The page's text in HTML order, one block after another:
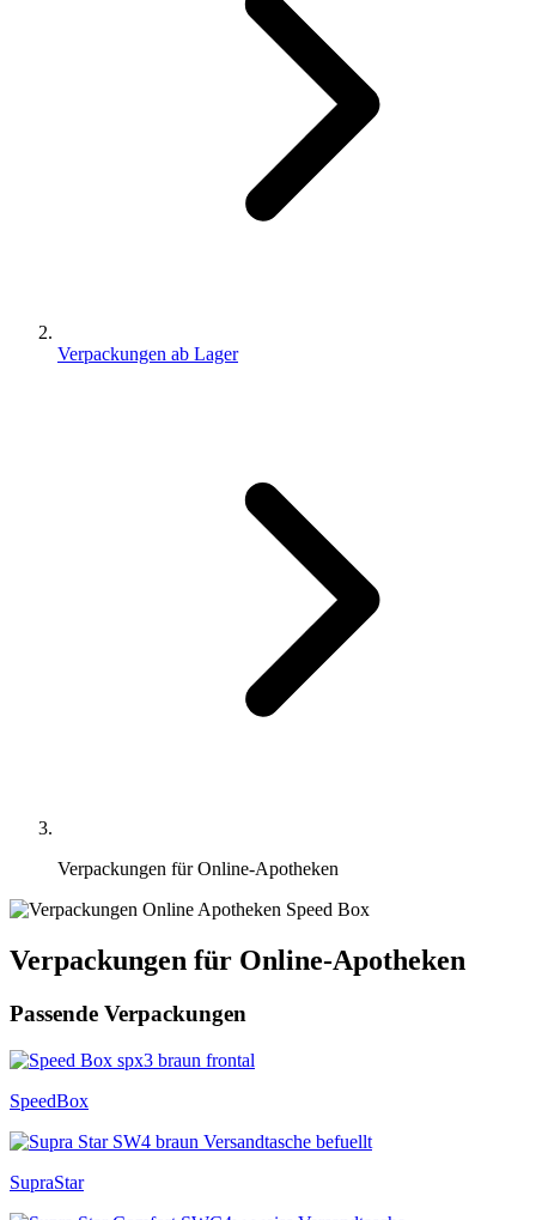
Verpackungen ab Lager
Verpackungen für Online-Apotheken
Verpackungen für Online-Apotheken
Passende Verpackungen
SpeedBox
SupraStar